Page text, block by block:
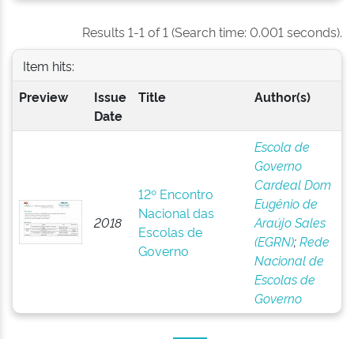
Results 1-1 of 1 (Search time: 0.001 seconds).
Item hits:
Preview
Issue
Date
Title Author(s)
2018
12º Encontro
Nacional das
Escolas de
Governo
Escola de
Governo
Cardeal Dom
Eugênio de
Araújo Sales
(EGRN);Rede
Nacional de
Escolas de
Governo